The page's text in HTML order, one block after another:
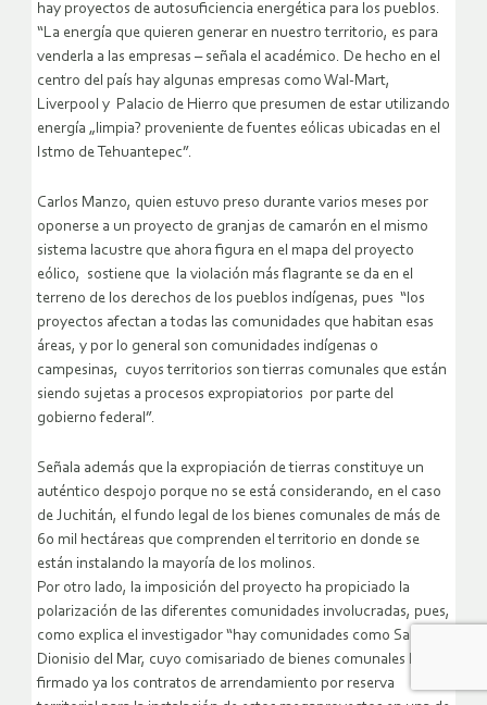
hay proyectos de autosuficiencia energética para los pueblos.
“La energía que quieren generar en nuestro territorio, es para
venderla a las empresas – señala el académico. De hecho en el
centro del país hay algunas empresas como Wal-Mart,
Liverpool y Palacio de Hierro que presumen de estar utilizando
energía „limpia? proveniente de fuentes eólicas ubicadas en el
Istmo de Tehuantepec”.
Carlos Manzo, quien estuvo preso durante varios meses por
oponerse a un proyecto de granjas de camarón en el mismo
sistema lacustre que ahora figura en el mapa del proyecto
eólico, sostiene que la violación más flagrante se da en el
terreno de los derechos de los pueblos indígenas, pues “los
proyectos afectan a todas las comunidades que habitan esas
áreas, y por lo general son comunidades indígenas o
campesinas, cuyos territorios son tierras comunales que están
siendo sujetas a procesos expropiatorios por parte del
gobierno federal”.
Señala además que la expropiación de tierras constituye un
auténtico despojo porque no se está considerando, en el caso
de Juchitán, el fundo legal de los bienes comunales de más de
60 mil hectáreas que comprenden el territorio en donde se
están instalando la mayoría de los molinos.
Por otro lado, la imposición del proyecto ha propiciado la
polarización de las diferentes comunidades involucradas, pues,
como explica el investigador “hay comunidades como San
Dionisio del Mar, cuyo comisariado de bienes comunales ha
firmado ya los contratos de arrendamiento por reserva